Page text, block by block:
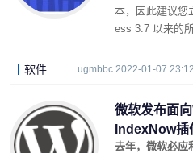
本，因此建议您
ess 3.7 以来的
软件 ugmbbc 2022-01-07 23:12
微软发布面
IndexNow插
去年，微软必应